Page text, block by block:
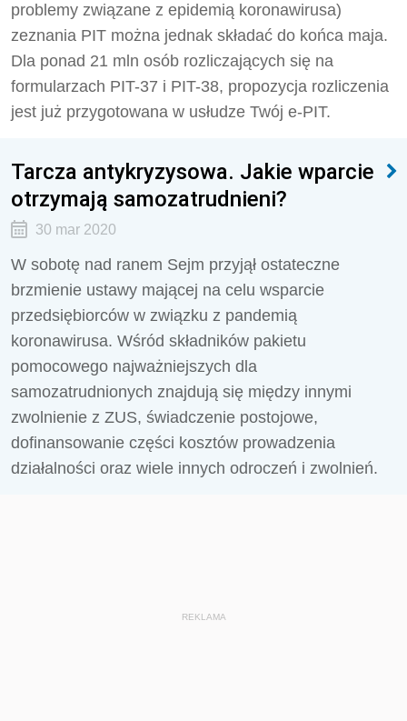
problemy związane z epidemią koronawirusa)
zeznania PIT można jednak składać do końca maja.
Dla ponad 21 mln osób rozliczających się na
formularzach PIT-37 i PIT-38, propozycja rozliczenia
jest już przygotowana w usłudze Twój e-PIT.
Tarcza antykryzysowa. Jakie wparcie
otrzymają samozatrudnieni?
30 mar 2020
W sobotę nad ranem Sejm przyjął ostateczne
brzmienie ustawy mającej na celu wsparcie
przedsiębiorców w związku z pandemią
koronawirusa. Wśród składników pakietu
pomocowego najważniejszych dla
samozatrudnionych znajdują się między innymi
zwolnienie z ZUS, świadczenie postojowe,
dofinansowanie części kosztów prowadzenia
działalności oraz wiele innych odroczeń i zwolnień.
REKLAMA